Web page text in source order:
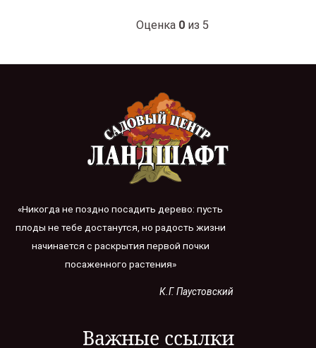
Оценка 0из 5
«Никогда не поздно посадить дерево: пусть
плоды не тебе достанутся, но радость жизни
начинается с раскрытия первой почки
посаженного растения»
К.Г. Паустовский
Важные ссылки